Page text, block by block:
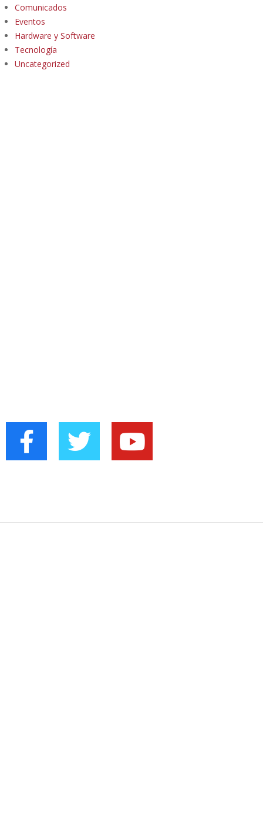
Comunicados
Eventos
Hardware y Software
Tecnología
Uncategorized